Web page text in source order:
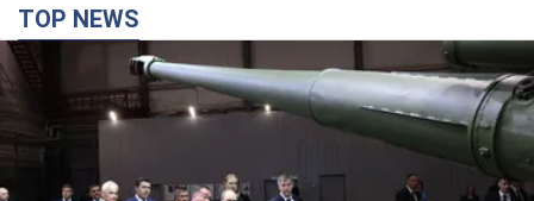
TOP NEWS